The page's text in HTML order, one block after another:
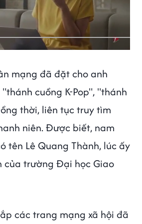
mạng đã đặt cho anh
cuồng K-Pop", "thánh
thời, liên tục truy tìm
niên. Được biết, nam
tên Lê Quang Thành, lúc ấy
của trường Đại học Giao
các trang mạng xã hội đã